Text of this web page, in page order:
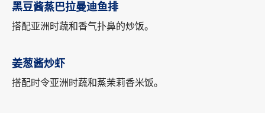
黑豆酱蒸巴拉曼迪鱼排
搭配亚洲时蔬和香气扑鼻的炒饭。
姜葱酱炒虾
搭配时令亚洲时蔬和蒸茉莉香米饭。